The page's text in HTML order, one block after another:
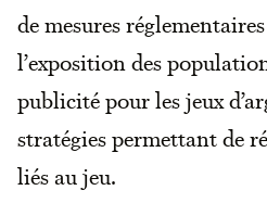
de mesures
l’exposition des
publicité pour les jeux
stratégies permettant de
liés au jeu.